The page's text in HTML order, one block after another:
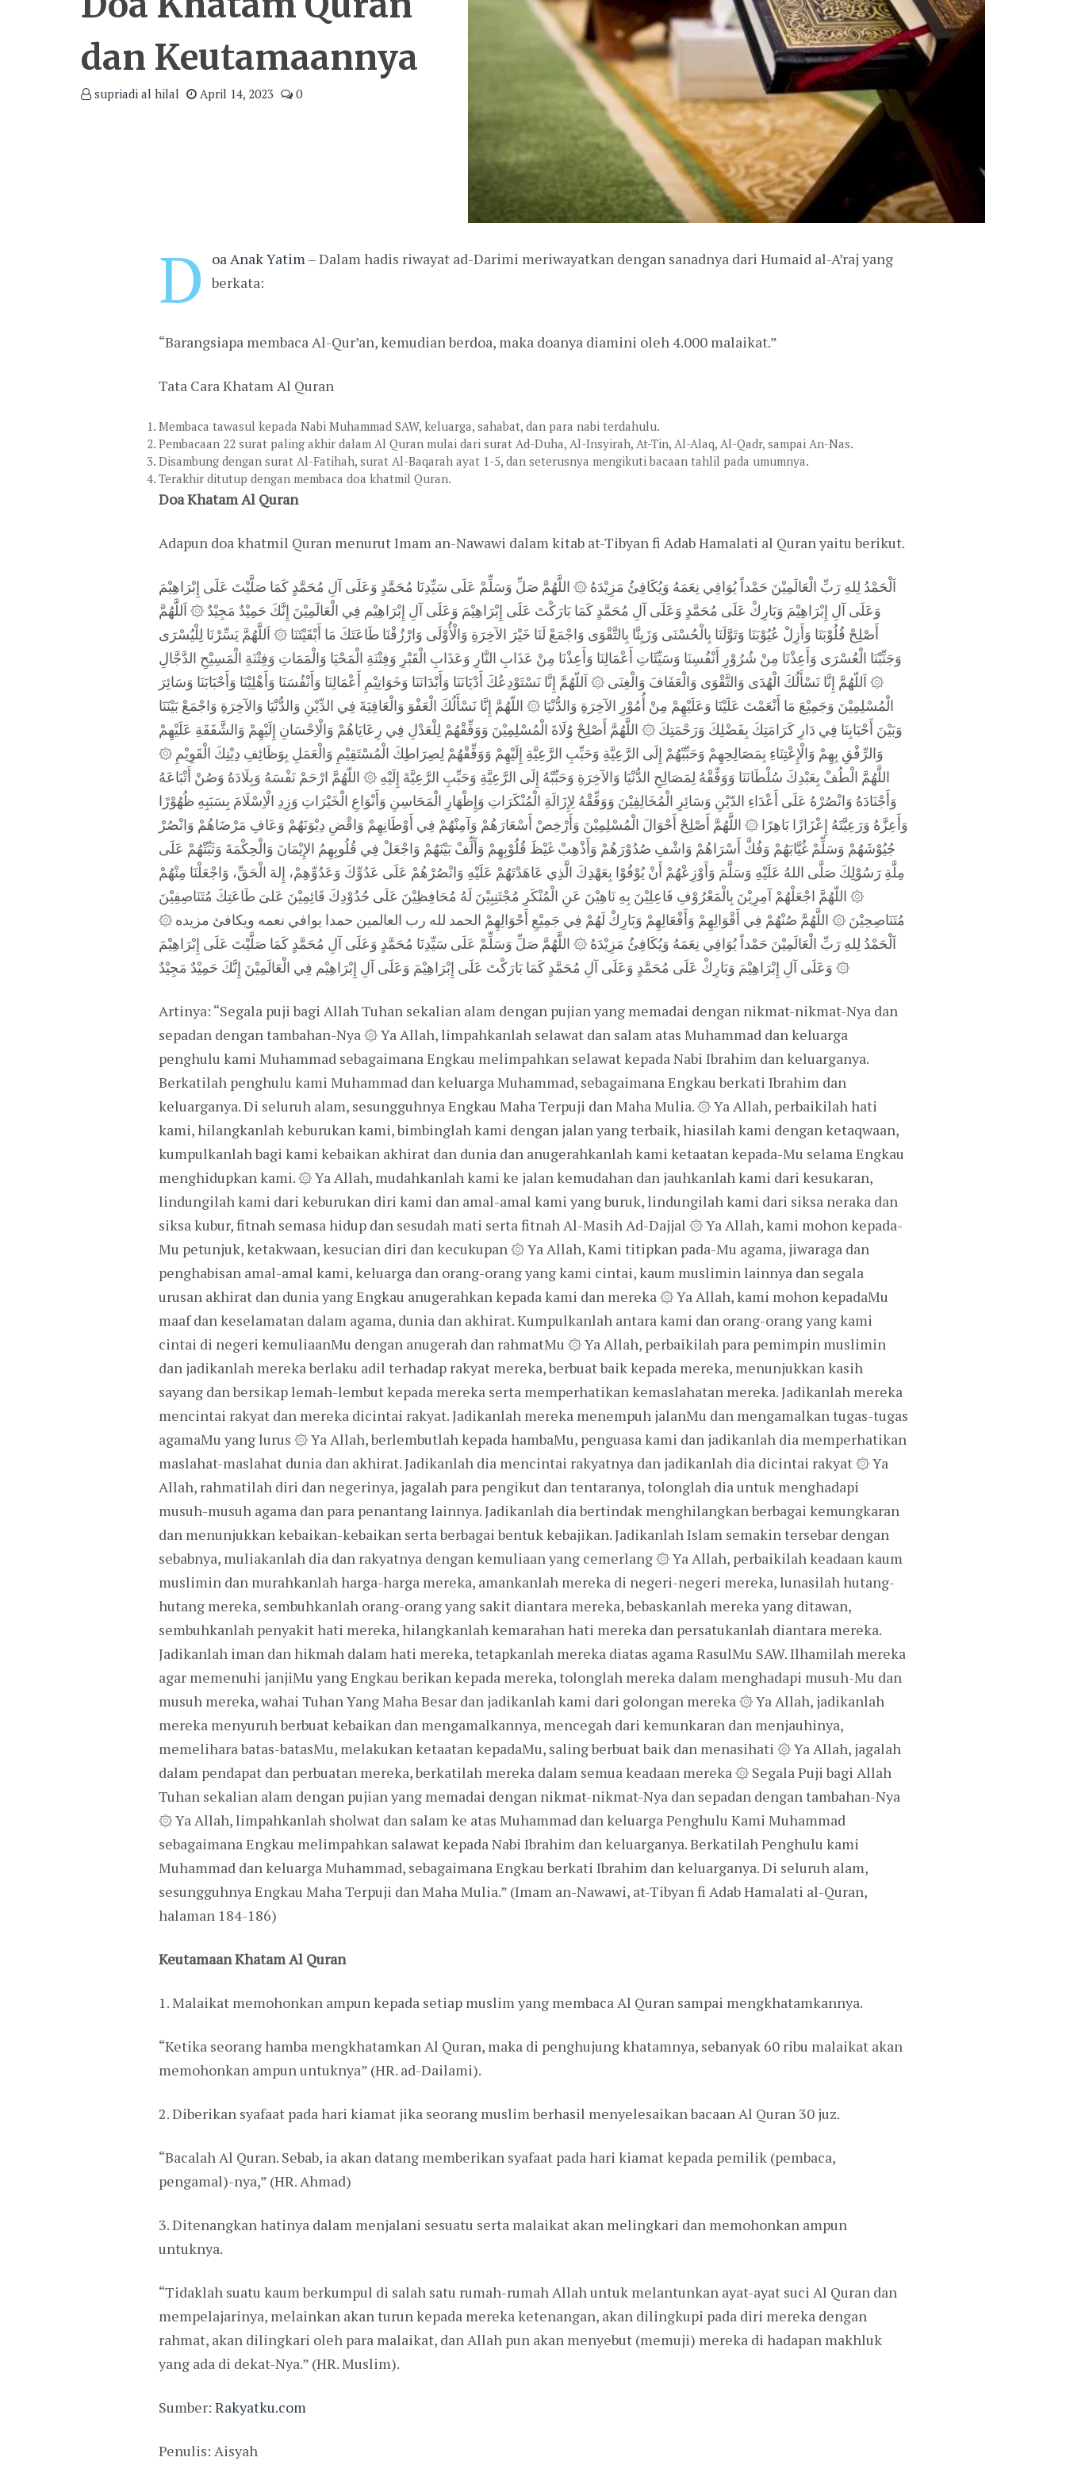
dan Keutamaannya
supriadi al hilal April 14, 2023 0
D oa Anak Yatim – Dalam hadis riwayat ad-Darimi meriwayatkan dengan sanadnya dari Humaid al-A’raj yang
berkata:
“Barangsiapa membaca Al-Qur’an, kemudian berdoa, maka doanya diamini oleh 4.000 malaikat.”
Tata Cara Khatam Al Quran
Membaca tawasul kepada Nabi Muhammad SAW, keluarga, sahabat, dan para nabi terdahulu.
Pembacaan 22 surat paling akhir dalam Al Quran mulai dari surat Ad-Duha, Al-Insyirah, At-Tin, Al-Alaq, Al-Qadr, sampai An-Nas.
Disambung dengan surat Al-Fatihah, surat Al-Baqarah ayat 1-5, dan seterusnya mengikuti bacaan tahlil pada umumnya.
Terakhir ditutup dengan membaca doa khatmil Quran.
Doa Khatam Al Quran
Adapun doa khatmil Quran menurut Imam an-Nawawi dalam kitab at-Tibyan fi Adab Hamalati al Quran yaitu berikut.
اَلْحَمْدُ لِلهِ رَبِّ الْعَالَمِيْنَ حَمْداً يُوَافِي نِعَمَهُ وَيُكَافِئُ مَزِيْدَهُ ۞ اللَّهُمَّ صَلِّ وَسَلِّمْ عَلَى سَيِّدِنَا مُحَمَّدٍ وَعَلَى آلِ مُحَمَّدٍ كَمَا صَلَّيْتَ عَلَى إِبْرَاهِيْمَ
وَعَلَى آلِ إِبْرَاهِيْمَ وَبَارِكْ عَلَى مُحَمَّدٍ وَعَلَى آلِ مُحَمَّدٍ كَمَا بَارَكْتَ عَلَى إِبْرَاهِيْمَ وَعَلَى آلِ إِبْرَاهِيْم فِي الْعَالَمِيْنَ إِنَّكَ حَمِيْدٌ مَجِيْدٌ ۞ اَللَّهُمَّ
أَصْلِحْ قُلُوْبَنَا وَأَزِلْ عُيُوْبَنَا وَتَوَّلَنَا بِالْحُسْنَى وَزَيِنَّا بِالتَّقْوَى وَاجْمَعْ لَنَا خَيْرَ الآخِرَةِ وَالْأُوْلَى وَارْزُقْنَا طَاعَتَكَ مَا أَبْقَيْتَنَا ۞ اَللَّهُمَّ يَسِّرْنَا لِلْيُسْرَى
وَجَنِّبْنَا الْعُسْرَى وَأَعِذْنَا مِنْ شُرُوْرِ أَنْفُسِنَا وَسَيِّئَاتِ أَعْمَالِنَا وَأَعِذْنَا مِنْ عَذَابِ النَّارِ وَعَذَابِ الْقَبْرِ وَفِتْنَةِ الْمَحْيَا وَالْمَمَاتِ وَفِتْنَةِ الْمَسِيْحِ الدَّجَّالِ
۞ اَللّهُمَّ إِنَّا نَسْأَلُكَ الْهُدَى وَالتَّقْوَى وَالْعَفَافَ وَالْغِنَى ۞ اَللّهُمَّ إِنَّا نَسْتَوْدِعُكَ أَدْيَانَنَا وَأَبْدَانَنَا وَخَوَاتِيْمِ أَعْمَالِنَا وَأَنْفُسَنَا وَأَهْلِيْنَا وَأَحْبَابَنَا وَسَائِرَ
الْمُسْلِمِيْنَ وَجَمِيْعَ مَا أَنْعَمْتَ عَلَيْنَا وَعَلَيْهِمْ مِنْ أُمُوْرِ الآخِرَةِ وَالدُّنْيَا ۞ اللّهُمَّ إِنَّا نَسْأَلُكَ الْعَفْوَ وَالْعَافِيَةَ فِي الدِّيْنِ وَالدُّنْيَا وَالآخِرَةِ وَاجْمَعْ بَيْنَنَا
وَبَيْنَ أَحْبَابِنَا فِي دَارِ كَرَامَتِكَ بِفَضْلِكَ وَرَحْمَتِكَ ۞ اللَّهُمَّ أَصْلِحْ وُلَاةَ الْمُسْلِمِيْنَ وَوَفِّقْهُمْ لِلْعَدْلِ فِي رِعَايَاهُمْ وَالْاِحْسَانِ إِلَيْهِمْ وَالشَّفَقَةِ عَلَيْهِمْ
وَالرِّفْقِ بِهِمْ وَالْإِعْتِنَاءِ بِمَصَالِحِهِمْ وَحَبِّبْهُمْ إِلَى الرَّعِيَّةِ وَحَبِّبِ الرَّعِيَّةِ إِلَيْهِمْ وَوَفِّقْهُمْ لِصِرَاطِكَ الْمُسْتَقِيْمِ وَالْعَمَلِ بِوَظَائِفِ دِيْنِكَ الْقَوِيْمِ ۞
اللَّهُمَّ الْطُفْ بِعَبْدِكَ سُلْطَانَنَا وَوَفِّقْهُ لِمَصَالِحِ الدُّنْيَا وَالآخِرَةِ وَحَبِّبْهُ إِلَى الرَّعِيَّةِ وَحَبِّبِ الرَّعِيَّةَ إِلَيْهِ ۞ اللّهُمَّ ارْحَمْ نَفْسَهُ وَبِلَادَهُ وَصُنْ أَتْبَاعَهُ
وَأَجْنَادَهُ وَانْصُرْهُ عَلَى أَعْدَاءِ الدّيْنِ وَسَائِرِ الْمُخَالِفِيْنَ وَوَفِّقْهُ لِإِزَالَةِ الْمُنْكَرَاتِ وَإِظْهَارِ الْمَحَاسِنِ وَأَنْوَاعِ الْخَيْرَاتِ وَزِدِ الْاِسْلَامَ بِسَبَبِهِ ظُهُوْرًا
وَأَعِزَّهُ وَرَعِيَّتَهُ إِعْزَازًا بَاهِرًا ۞ اللَّهُمَّ أَصْلِحْ أَحْوَالَ الْمُسْلِمِيْنَ وَأَرْخِصْ أَسْعَارَهُمْ وَآمِنْهُمْ فِي أَوْطَانِهِمْ وَاقْضِ دِيْوَنَهُمْ وَعَافِ مَرْضَاهُمْ وَانْصُرْ
جُيُوْشَهُمْ وَسَلِّمْ غُيَّابَهُمْ وَفُكَّ أَسْرَاهُمْ وَاشْفِ صُدُوْرَهُمْ وَأَذْهِبْ غَيْظَ قُلُوْبِهِمْ وَأَلِّفْ بَيْنَهُمْ وَاجْعَلْ فِي قُلُوبِهِمُ الإِيْمَانَ وَالْحِكْمَةَ وَثَبِّتْهُمْ عَلَى
مِلَّةِ رَسُوْلِكَ صَلَّى اللهُ عَلَيْهِ وَسَلَّمَ وَأَوْزِعْهُمْ أَنْ يُوْفُوْا بِعَهْدِكَ الَّذِي عَاهَدْتَهُمْ عَلَيْهِ وَانْصُرْهُمْ عَلَى عَدُوِّكَ وَعَدُوِّهِمْ، إِلهَ الْحَقِّ، وَاجْعَلْنَا مِنْهُمْ
۞ اللّهُمَّ اجْعَلْهُمْ آمِرِيْنَ بِالْمَعْرُوْفِ فَاعِلِيْنَ بِهِ نَاهِيْنَ عَنِ الْمُنْكَرِ مُجْتَنِبِيْنَ لَهُ مُحَافِظِيْنَ عَلَى حُدُوْدِكَ قَائِمِيْنَ عَلىَ طَاعَتِكَ مُتَنَاصِفِيْنَ
مُتَنَاصِحِيْنَ ۞ اللَّهُمَّ صُنْهُمْ فِي أَقْوَالِهِمْ وَأَفْعَالِهِمْ وَبَارِكْ لَهُمْ فِي جَمِيْعِ أَحْوَالِهِمْ الحمد لله رب العالمين حمدا يوافي نعمه ويكافئ مزيده ۞
اَلْحَمْدُ لِلهِ رَبِّ الْعَالَمِيْنَ حَمْداً يُوَافِي نِعَمَهُ وَيُكَافِئُ مَزِيْدَهُ ۞ اللَّهُمَّ صَلِّ وَسَلِّمْ عَلَى سَيِّدِنَا مُحَمَّدٍ وَعَلَى آلِ مُحَمَّدٍ كَمَا صَلَّيْتَ عَلَى إِبْرَاهِيْمَ
وَعَلَى آلِ إِبْرَاهِيْمَ وَبَارِكْ عَلَى مُحَمَّدٍ وَعَلَى آلِ مُحَمَّدٍ كَمَا بَارَكْتَ عَلَى إِبْرَاهِيْمَ وَعَلَى آلِ إِبْرَاهِيْم فِي الْعَالَمِيْنَ إِنَّكَ حَمِيْدٌ مَجِيْدٌ ۞
Artinya: “Segala puji bagi Allah Tuhan sekalian alam dengan pujian yang memadai dengan nikmat-nikmat-Nya dan
sepadan dengan tambahan-Nya ۞ Ya Allah, limpahkanlah selawat dan salam atas Muhammad dan keluarga
penghulu kami Muhammad sebagaimana Engkau melimpahkan selawat kepada Nabi Ibrahim dan keluarganya.
Berkatilah penghulu kami Muhammad dan keluarga Muhammad, sebagaimana Engkau berkati Ibrahim dan
keluarganya. Di seluruh alam, sesungguhnya Engkau Maha Terpuji dan Maha Mulia. ۞ Ya Allah, perbaikilah hati
kami, hilangkanlah keburukan kami, bimbinglah kami dengan jalan yang terbaik, hiasilah kami dengan ketaqwaan,
kumpulkanlah bagi kami kebaikan akhirat dan dunia dan anugerahkanlah kami ketaatan kepada-Mu selama Engkau
menghidupkan kami. ۞ Ya Allah, mudahkanlah kami ke jalan kemudahan dan jauhkanlah kami dari kesukaran,
lindungilah kami dari keburukan diri kami dan amal-amal kami yang buruk, lindungilah kami dari siksa neraka dan
siksa kubur, fitnah semasa hidup dan sesudah mati serta fitnah Al-Masih Ad-Dajjal ۞ Ya Allah, kami mohon kepada-
Mu petunjuk, ketakwaan, kesucian diri dan kecukupan ۞ Ya Allah, Kami titipkan pada-Mu agama, jiwaraga dan
penghabisan amal-amal kami, keluarga dan orang-orang yang kami cintai, kaum muslimin lainnya dan segala
urusan akhirat dan dunia yang Engkau anugerahkan kepada kami dan mereka ۞ Ya Allah, kami mohon kepadaMu
maaf dan keselamatan dalam agama, dunia dan akhirat. Kumpulkanlah antara kami dan orang-orang yang kami
cintai di negeri kemuliaanMu dengan anugerah dan rahmatMu ۞ Ya Allah, perbaikilah para pemimpin muslimin
dan jadikanlah mereka berlaku adil terhadap rakyat mereka, berbuat baik kepada mereka, menunjukkan kasih
sayang dan bersikap lemah-lembut kepada mereka serta memperhatikan kemaslahatan mereka. Jadikanlah mereka
mencintai rakyat dan mereka dicintai rakyat. Jadikanlah mereka menempuh jalanMu dan mengamalkan tugas-tugas
agamaMu yang lurus ۞ Ya Allah, berlembutlah kepada hambaMu, penguasa kami dan jadikanlah dia memperhatikan
maslahat-maslahat dunia dan akhirat. Jadikanlah dia mencintai rakyatnya dan jadikanlah dia dicintai rakyat ۞ Ya
Allah, rahmatilah diri dan negerinya, jagalah para pengikut dan tentaranya, tolonglah dia untuk menghadapi
musuh-musuh agama dan para penantang lainnya. Jadikanlah dia bertindak menghilangkan berbagai kemungkaran
dan menunjukkan kebaikan-kebaikan serta berbagai bentuk kebajikan. Jadikanlah Islam semakin tersebar dengan
sebabnya, muliakanlah dia dan rakyatnya dengan kemuliaan yang cemerlang ۞ Ya Allah, perbaikilah keadaan kaum
muslimin dan murahkanlah harga-harga mereka, amankanlah mereka di negeri-negeri mereka, lunasilah hutang-
hutang mereka, sembuhkanlah orang-orang yang sakit diantara mereka, bebaskanlah mereka yang ditawan,
sembuhkanlah penyakit hati mereka, hilangkanlah kemarahan hati mereka dan persatukanlah diantara mereka.
Jadikanlah iman dan hikmah dalam hati mereka, tetapkanlah mereka diatas agama RasulMu SAW. Ilhamilah mereka
agar memenuhi janjiMu yang Engkau berikan kepada mereka, tolonglah mereka dalam menghadapi musuh-Mu dan
musuh mereka, wahai Tuhan Yang Maha Besar dan jadikanlah kami dari golongan mereka ۞ Ya Allah, jadikanlah
mereka menyuruh berbuat kebaikan dan mengamalkannya, mencegah dari kemunkaran dan menjauhinya,
memelihara batas-batasMu, melakukan ketaatan kepadaMu, saling berbuat baik dan menasihati ۞ Ya Allah, jagalah
dalam pendapat dan perbuatan mereka, berkatilah mereka dalam semua keadaan mereka ۞ Segala Puji bagi Allah
Tuhan sekalian alam dengan pujian yang memadai dengan nikmat-nikmat-Nya dan sepadan dengan tambahan-Nya
۞ Ya Allah, limpahkanlah sholwat dan salam ke atas Muhammad dan keluarga Penghulu Kami Muhammad
sebagaimana Engkau melimpahkan salawat kepada Nabi Ibrahim dan keluarganya. Berkatilah Penghulu kami
Muhammad dan keluarga Muhammad, sebagaimana Engkau berkati Ibrahim dan keluarganya. Di seluruh alam,
sesungguhnya Engkau Maha Terpuji dan Maha Mulia.” (Imam an-Nawawi, at-Tibyan fi Adab Hamalati al-Quran,
halaman 184-186)
Keutamaan Khatam Al Quran
1. Malaikat memohonkan ampun kepada setiap muslim yang membaca Al Quran sampai mengkhatamkannya.
“Ketika seorang hamba mengkhatamkan Al Quran, maka di penghujung khatamnya, sebanyak 60 ribu malaikat akan
memohonkan ampun untuknya” (HR. ad-Dailami).
2. Diberikan syafaat pada hari kiamat jika seorang muslim berhasil menyelesaikan bacaan Al Quran 30 juz.
“Bacalah Al Quran. Sebab, ia akan datang memberikan syafaat pada hari kiamat kepada pemilik (pembaca,
pengamal)-nya,” (HR. Ahmad)
3. Ditenangkan hatinya dalam menjalani sesuatu serta malaikat akan melingkari dan memohonkan ampun
untuknya.
“Tidaklah suatu kaum berkumpul di salah satu rumah-rumah Allah untuk melantunkan ayat-ayat suci Al Quran dan
mempelajarinya, melainkan akan turun kepada mereka ketenangan, akan dilingkupi pada diri mereka dengan
rahmat, akan dilingkari oleh para malaikat, dan Allah pun akan menyebut (memuji) mereka di hadapan makhluk
yang ada di dekat-Nya.” (HR. Muslim).
Sumber: Rakyatku.com
Penulis: Aisyah